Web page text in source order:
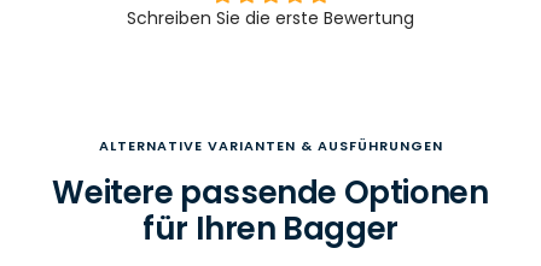
Schreiben Sie die erste Bewertung
ALTERNATIVE VARIANTEN & AUSFÜHRUNGEN
Weitere passende Optionen
für Ihren Bagger